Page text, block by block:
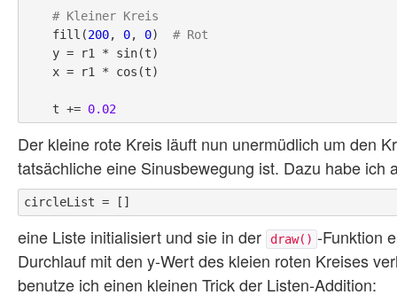
# Kleiner Kreis
    fill(
200, 0, 0) # Rot
    t +=
0.02
Der kleine rote Kreis läuft nun unermüdlich um den
tatsächliche eine Sinusbewegung ist. Dazu habe ich
eine Liste initialisiert und sie in der draw() -Funktion
Durchlauf mit den y-Wert des kleien roten Kreises
benutze ich einen kleinen Trick der Listen-Addition: